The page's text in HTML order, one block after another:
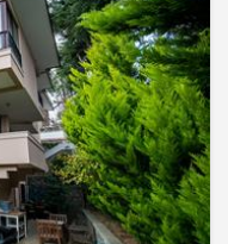
işleme
4üncü
Politikanın III.
ilkelere
ve söz konusu
kişisel
kişilere ve
KVK
özel hükümler